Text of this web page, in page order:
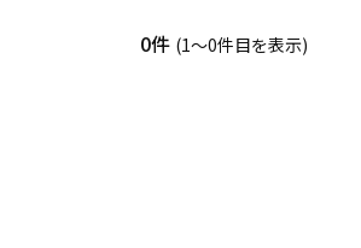
0件 (1〜0件目を表示)